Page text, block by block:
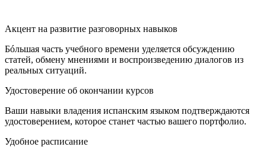
Акцент на развитие разговорных навыков
Бóльшая часть учебного времени уделяется обсуждению
статей, обмену мнениями и воспроизведению диалогов из
реальных ситуаций.
Удостоверение об окончании курсов
Ваши навыки владения испанским языком подтверждаются
удостоверением, которое станет частью вашего портфолио.
Удобное расписание